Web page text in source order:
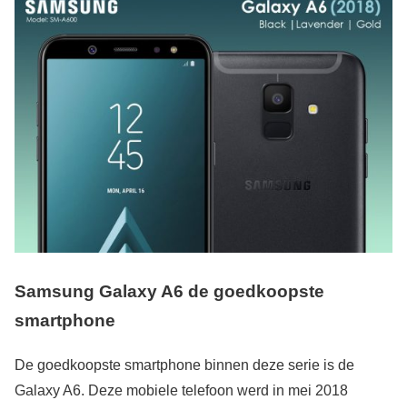
Samsung Galaxy A6 de goedkoopste
smartphone
De goedkoopste smartphone binnen deze serie is de
Galaxy A6. Deze mobiele telefoon werd in mei 2018